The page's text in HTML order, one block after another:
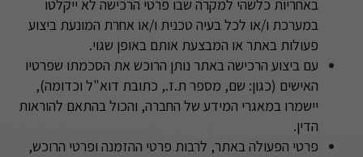
באחריות כלשהי למקרה שבו פרטי הרכישה לא ייקלטו
במערכת ו/או לכל בעיה טכנית ו/או אחרת המונעת ביצוע
פעולות באתר או המבצעת אותם באופן שגוי.
עם ביצוע הרכישה באתר נותן הרוכש את הסכמתו שפרטיו
האישים (כגון: שם, מספר ת.ז., כתובת דוא"ל וכדומה),
יישמרו במאגרי המידע של החברה, והכול בהתאם להוראות
הדין.
פרטי הפעולה באתר, לרבות פרטי ההזמנה ופרטי הרוכש,